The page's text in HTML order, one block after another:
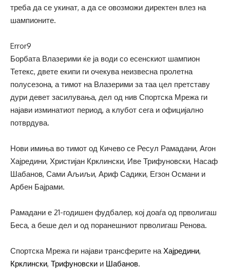
треба да се укинат, а да се овозможи директен влез на
шампионите.
Error9
Борбата Влазерими ќе ја води со есенскиот шампион
Тетекс, двете екипи ги очекува неизвесна пролетна
полусезона, а тимот на Влазерими за таа цел претставу
дури девет засилувања, дел од нив Спортска Мрежа ги
најави изминатиот период, а клубот сега и официјално
потврдува.
Нови имиња во тимот од Кичево се Ресул Рамадани, Агон
Хајредини, Христијан Крклински, Иве Трифуновски, Насаф
Шабанов, Сами Аљиљи, Ариф Садики, Егзон Османи и
Арбен Бајрами.
Рамадани е 21-годишен фудбалер, кој доаѓа од прволигаш
Беса, а беше дел и од поранешниот прволигаш Ренова.
Спортска Мрежа ги најави трансферите на Хајредини,
Крклински, Трифуновски и Шабанов.